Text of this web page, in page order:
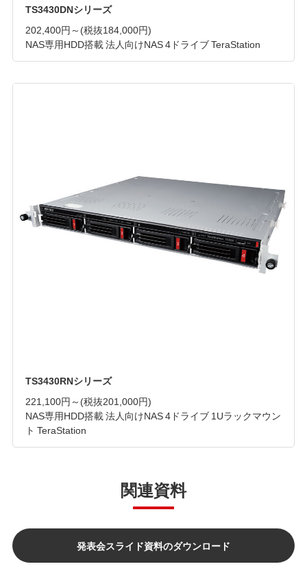
TS3430DNシリーズ
202,400円～ (税抜184,000円)
NAS専用HDD搭載 法人向けNAS 4ドライブ TeraStation
TS3430RNシリーズ
221,100円～ (税抜201,000円)
NAS専用HDD搭載 法人向けNAS 4ドライブ 1Uラックマウン
ト TeraStation
関連資料
発表会スライド資料のダウンロード